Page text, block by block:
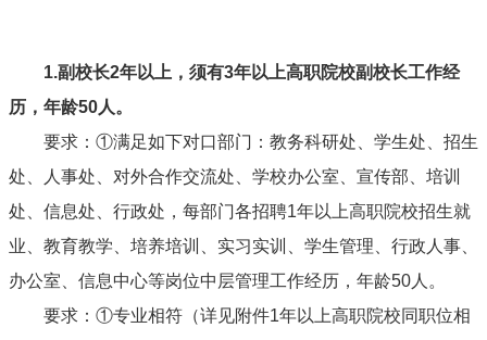
1.副校长2年以上，须有3年以上高职院校副校长工作经
历，年龄50人。
要求：①满足如下对口部门：教务科研处、学生处、招生
处、人事处、对外合作交流处、学校办公室、宣传部、培训
处、信息处、行政处，每部门各招聘1年以上高职院校招生就
业、教育教学、培养培训、实习实训、学生管理、行政人事、
办公室、信息中心等岗位中层管理工作经历，年龄50 人。
要求：①专业相符（详见附件1年以上高职院校同职位相